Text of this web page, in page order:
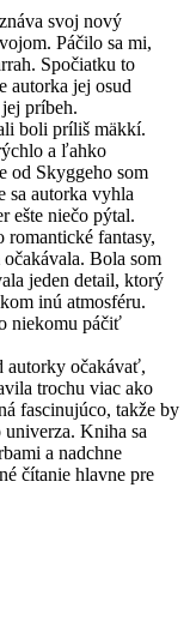
svoj nový
Páčilo sa mi,
Spočiatku to
autorka jej osud
príbeh.
boli príliš mäkkí.
a ľahko
od Skyggeho som
sa autorka vyhla
ešte niečo pýtal.
fantasy,
Bola som
jeden detail, ktorý
inú atmosféru.
niekomu páčiť
autorky očakávať,
trochu viac ako
fascinujúco, takže by
Kniha sa
a nadchne
čítanie hlavne pre